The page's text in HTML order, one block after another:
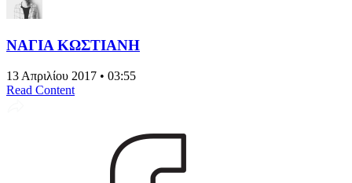
ΝΑΓΙΑ ΚΩΣΤΙΑΝΗ
13 Απριλίου 2017 • 03:55
Read Content